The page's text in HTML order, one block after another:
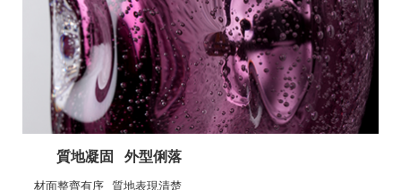
質地凝固 外型俐落
材面整齊有序 質地表現清楚